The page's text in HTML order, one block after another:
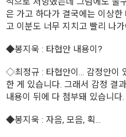
은 가고 하다가 결국에는 이상
고 이분도 너무 지치고 빨리 나가
◆봉지욱 : 타협안 내용이?
◇최정규 : 타협안이... 감정안이
한 게 있습니다. 그래서 감정 결
내용이 뒤에 다 첨부돼 있습니다.
◆봉지욱 : 자음, 모음, 획...